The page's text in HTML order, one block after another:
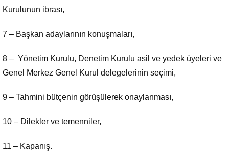
Kurulunun ibrası,
7 – Başkan adaylarının konuşmaları,
8 – Yönetim Kurulu, Denetim Kurulu asil ve yedek üyeleri ve
Genel Merkez Genel Kurul delegelerinin seçimi,
9 – Tahmini bütçenin görüşülerek onaylanması,
10 – Dilekler ve temenniler,
11 – Kapanış.